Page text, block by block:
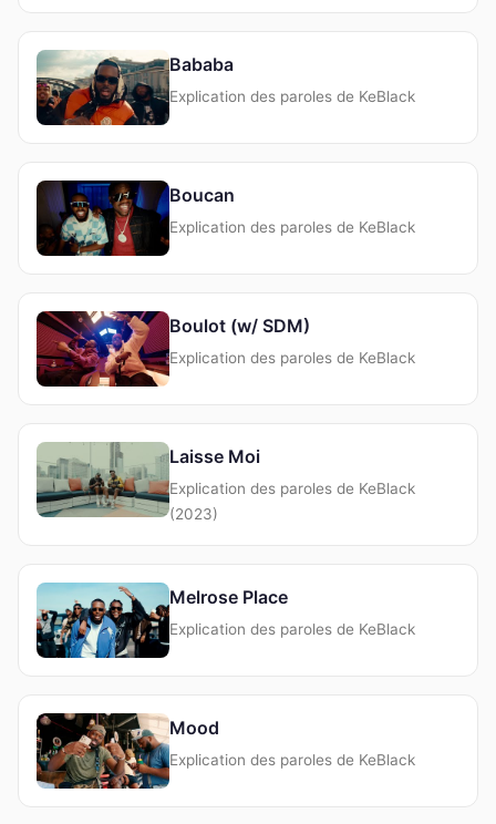
Bababa
Explication des paroles de KeBlack
Boucan
Explication des paroles de KeBlack
Boulot (w/ SDM)
Explication des paroles de KeBlack
Laisse Moi
Explication des paroles de KeBlack
(2023)
Melrose Place
Explication des paroles de KeBlack
Mood
Explication des paroles de KeBlack